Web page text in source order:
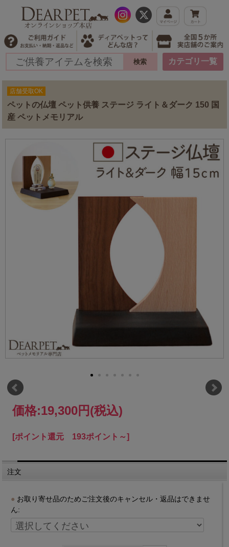
カテゴリ一覧
店舗受取OK
ペットの仏壇 ペット供養 ステージ ライト＆ダーク 150 国
産 ペットメモリアル
価格:19,300円(税込)
[ポイント還元 193ポイント～]
注文
お取り寄せ品のためご注文後のキャンセル・返品はできませ
ん: